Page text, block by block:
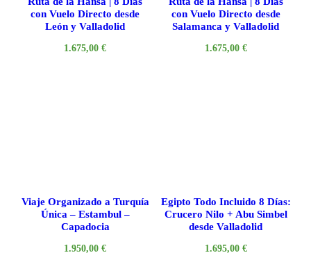
con Vuelo Directo desde
León y Valladolid
1.675,00€
con Vuelo Directo desde
Salamanca y Valladolid
1.675,00 €
Viaje Organizado a Turquía
Única – Estambul –
Capadocia
1.950,00€
Egipto Todo Incluido 8 Días:
Crucero Nilo + Abu Simbel
desde Valladolid
1.695,00 €